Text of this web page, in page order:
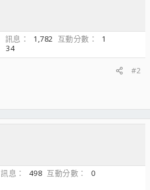
訊息 1,782 互動分數
1
34
#2
訊息 498 互動分數
0